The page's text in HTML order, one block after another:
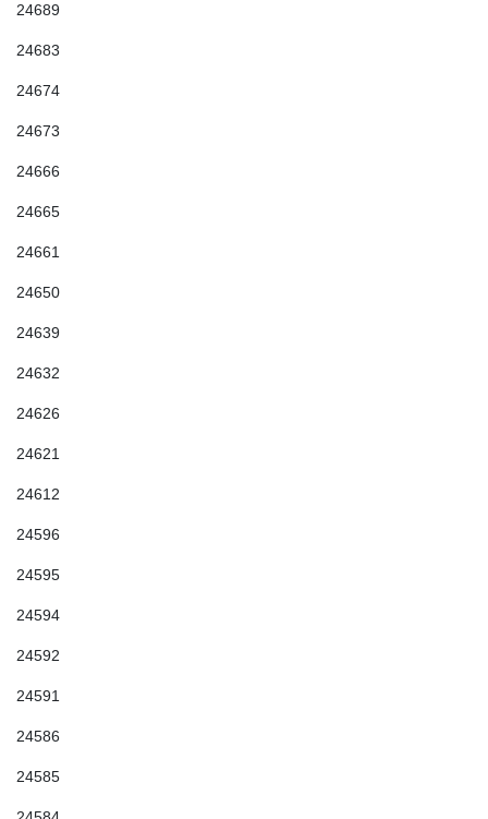
24689
24683
24674
24673
24666
24665
24661
24650
24639
24632
24626
24621
24612
24596
24595
24594
24592
24591
24586
24585